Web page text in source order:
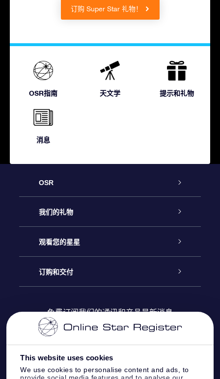
This website uses cookies
We use cookies to personalise content and ads, to
provide social media features and to analyse our
订购 Super Star 礼物！
OSR指南 天文学 提示和礼物
消息
OSR
客户服务
联系我们
博客
评论
我们的礼物
Online Star礼物
OSR 礼物包
OSR 礼物卡
公司礼品
观看您的星星
Online Star Register
个性化的Star Page
One Million Stars
订购和交付
付款信息
配送信息
免费订阅我们的通讯和产品最新消息